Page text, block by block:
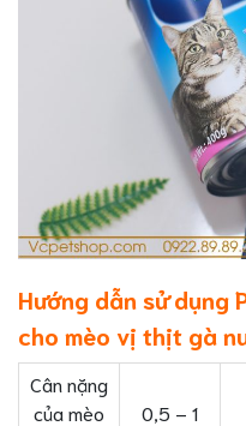
Hướng dẫn sử dụng
cho mèo vị thịt gà
Cân nặng
của mèo
0,5 – 1